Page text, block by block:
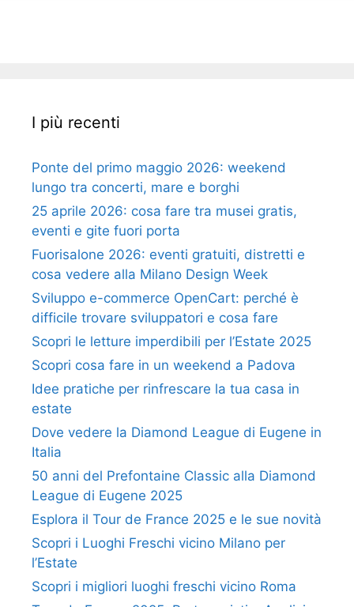
I più recenti
Ponte del primo maggio 2026: weekend
lungo tra concerti, mare e borghi
25 aprile 2026: cosa fare tra musei gratis,
eventi e gite fuori porta
Fuorisalone 2026: eventi gratuiti, distretti e
cosa vedere alla Milano Design Week
Sviluppo e-commerce OpenCart: perché è
difficile trovare sviluppatori e cosa fare
Scopri le letture imperdibili per l’Estate 2025
Scopri cosa fare in un weekend a Padova
Idee pratiche per rinfrescare la tua casa in
estate
Dove vedere la Diamond League di Eugene in
Italia
50 anni del Prefontaine Classic alla Diamond
League di Eugene 2025
Esplora il Tour de France 2025 e le sue novità
Scopri i Luoghi Freschi vicino Milano per
l’Estate
Scopri i migliori luoghi freschi vicino Roma